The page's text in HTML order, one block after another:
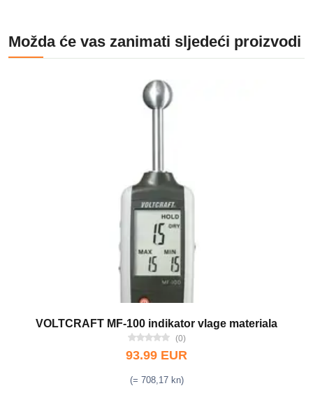
Možda će vas zanimati sljedeći proizvodi
VOLTCRAFT MF-100 indikator vlage materiala
(0)
93.99 EUR
(= 708,17 kn)